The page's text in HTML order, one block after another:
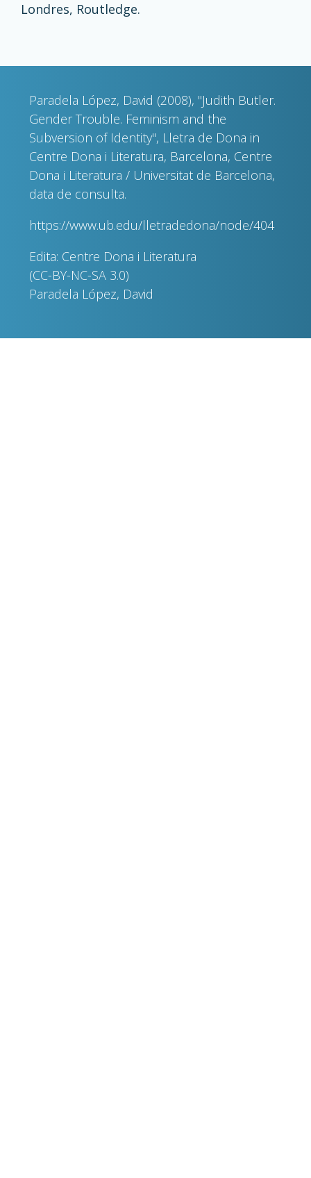
Londres, Routledge.
Paradela López, David (2008), "Judith Butler.
Gender Trouble. Feminism and the
Subversion of Identity", Lletra de Dona in
Centre Dona i Literatura, Barcelona, Centre
Dona i Literatura / Universitat de Barcelona,
data de consulta.
https://www.ub.edu/lletradedona/node/404
Edita: Centre Dona i Literatura
(CC-BY-NC-SA 3.0)
Paradela López, David